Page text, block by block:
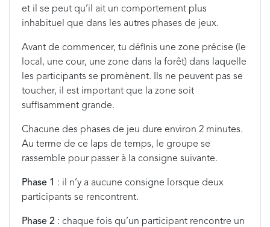
et il se peut qu’il ait un comportement plus
inhabituel que dans les autres phases de jeux.
Avant de commencer, tu définis une zone précise (le
local, une cour, une zone dans la forêt) dans laquelle
les participants se promènent. Ils ne peuvent pas se
toucher, il est important que la zone soit
suffisamment grande.
Chacune des phases de jeu dure environ 2 minutes.
Au terme de ce laps de temps, le groupe se
rassemble pour passer à la consigne suivante.
Phase 1
: il n’y a aucune consigne lorsque deux
participants se rencontrent.
Phase 2 : chaque fois qu’un participant rencontre un